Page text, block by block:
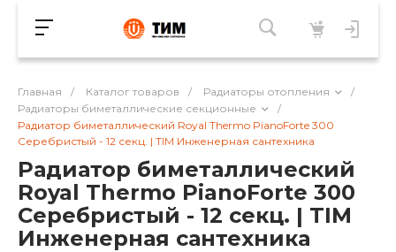
Главная / Каталог товаров / Радиаторы отопления
/
Радиаторы биметаллические секционные
/
Радиатор биметаллический Royal Thermo PianoForte 300
Серебристый - 12 секц. | TIM Инженерная сантехника
Радиатор биметаллический
Royal Thermo PianoForte 300
Серебристый - 12 секц. | TIM
Инженерная сантехника